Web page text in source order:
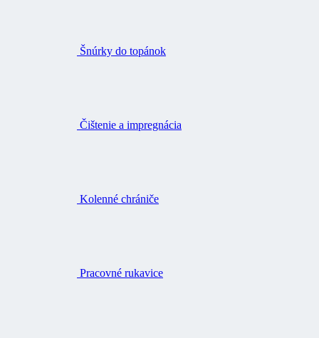
Šnúrky do topánok
Čištenie a impregnácia
Kolenné chrániče
Pracovné rukavice